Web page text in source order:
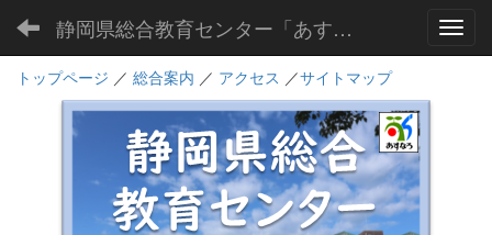
静岡県総合教育センター「あすなろ」
トップページ ／ 総合案内 ／ アクセス ／サイトマップ